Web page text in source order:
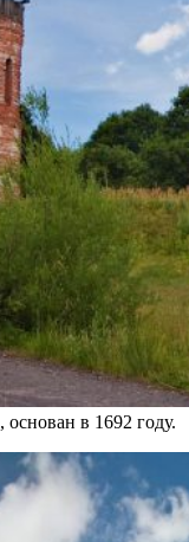
в 1692 году.